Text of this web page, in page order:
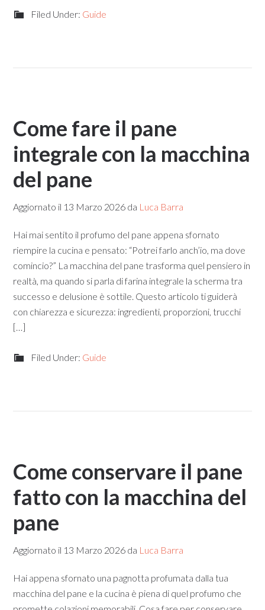
Filed Under: Guide
Come fare il pane
integrale con la macchina
del pane​
Aggiornato il 13 Marzo 2026 da Luca Barra
Hai mai sentito il profumo del pane appena sfornato
riempire la cucina e pensato: “Potrei farlo anch’io, ma dove
comincio?” La macchina del pane trasforma quel pensiero in
realtà, ma quando si parla di farina integrale la scherma tra
successo e delusione è sottile. Questo articolo ti guiderà
con chiarezza e sicurezza: ingredienti, proporzioni, trucchi
[…]
Filed Under: Guide
Come conservare il pane
fatto con la macchina​ del
pane
Aggiornato il 13 Marzo 2026 da Luca Barra
Hai appena sfornato una pagnotta profumata dalla tua
macchina del pane e la cucina è piena di quel profumo che